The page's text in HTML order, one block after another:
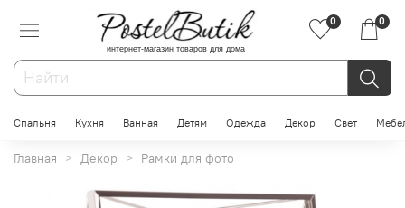
интернет-магазин товаров для дома
0 0
Спальня Кухня Ванная Детям Одежда Декор Свет
Главная Декор Рамки для фото